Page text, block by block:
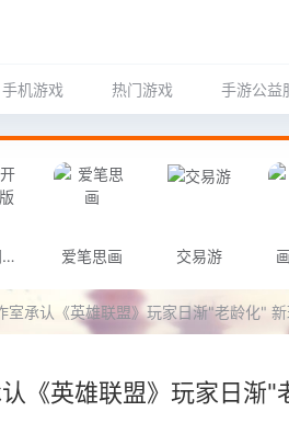
手机游戏 热门游戏 手游公益
快来开门大招版 爱笔思画 交易游
室承认《英雄联盟》玩家日渐"老龄化"
《英雄联盟》玩家日渐"